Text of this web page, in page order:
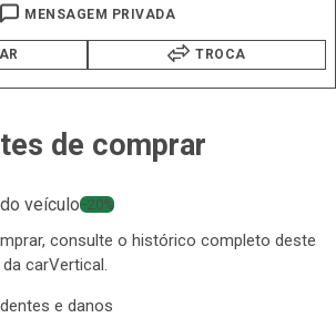
MENSAGEM PRIVADA
TROCA
de comprar
veículo−20%
consulte o histórico completo deste
carVertical.
e danos